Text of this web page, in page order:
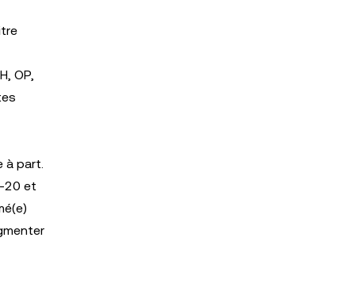
OP,
à part.
20 et